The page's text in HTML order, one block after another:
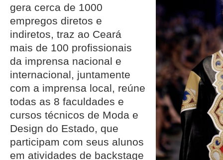
gera cerca de 1000
empregos diretos e
indiretos, traz ao Ceará
mais de 100 profissionais
da imprensa nacional e
internacional, juntamente
com a imprensa local, reúne
todas as 8 faculdades e
cursos técnicos de Moda e
Design do Estado, que
participam com seus alunos
em atividades de backstage